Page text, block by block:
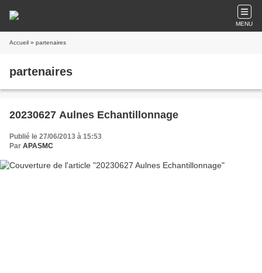
MENU
Accueil » partenaires
partenaires
20230627 Aulnes Echantillonnage
Publié le 27/06/2013 à 15:53
Par APASMC